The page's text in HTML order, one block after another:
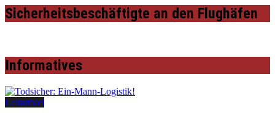
Sicherheitsbeschäftigte an den Flughäfen
Informatives
Leitartikel